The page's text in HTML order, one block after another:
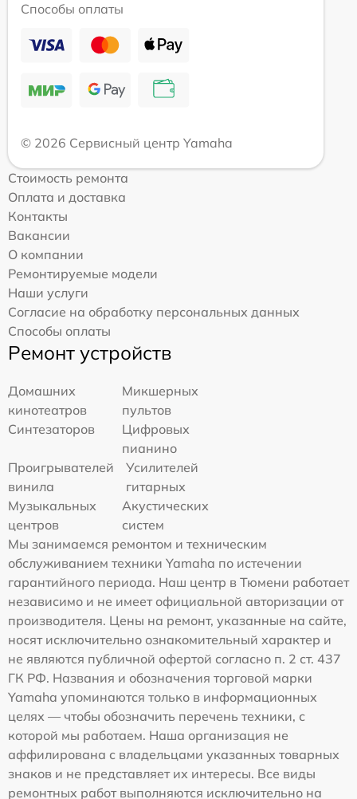
Способы оплаты
© 2026 Сервисный центр Yamaha
Стоимость ремонта
Оплата и доставка
Контакты
Вакансии
О компании
Ремонтируемые модели
Наши услуги
Согласие на обработку персональных данных
Способы оплаты
Ремонт устройств
Домашних
кинотеатров
Микшерных
пультов
Синтезаторов
Цифровых
пианино
Проигрывателей
винила
Усилителей
гитарных
Музыкальных
центров
Акустических
систем
Мы занимаемся ремонтом и техническим
обслуживанием техники Yamaha по истечении
гарантийного периода. Наш центр в Тюмени работает
независимо и не имеет официальной авторизации от
производителя. Цены на ремонт, указанные на сайте,
носят исключительно ознакомительный характер и
не являются публичной офертой согласно п. 2 ст. 437
ГК РФ. Названия и обозначения торговой марки
Yamaha упоминаются только в информационных
целях — чтобы обозначить перечень техники, с
которой мы работаем. Наша организация не
аффилирована с владельцами указанных товарных
знаков и не представляет их интересы. Все виды
ремонтных работ выполняются исключительно на